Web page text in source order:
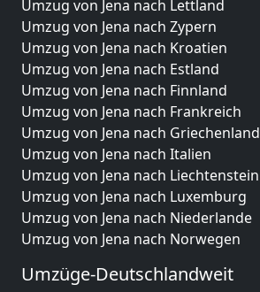
Umzug von Jena nach Lettland
Umzug von Jena nach Zypern
Umzug von Jena nach Kroatien
Umzug von Jena nach Estland
Umzug von Jena nach Finnland
Umzug von Jena nach Frankreich
Umzug von Jena nach Griechenland
Umzug von Jena nach Italien
Umzug von Jena nach Liechtenstein
Umzug von Jena nach Luxemburg
Umzug von Jena nach Niederlande
Umzug von Jena nach Norwegen
Umzüge-Deutschlandweit